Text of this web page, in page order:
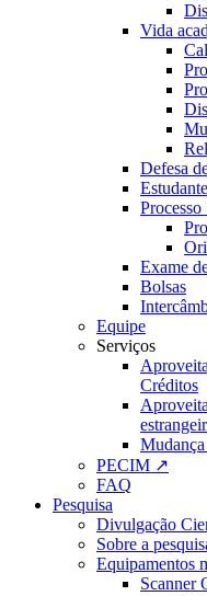
Vida
Defesa
Exame
Bolsas
Equipe
Serviços
Créditos
PECIM ↗
FAQ
Pesquisa
Divulgação
Sobre a
Equipamentos
Scanner